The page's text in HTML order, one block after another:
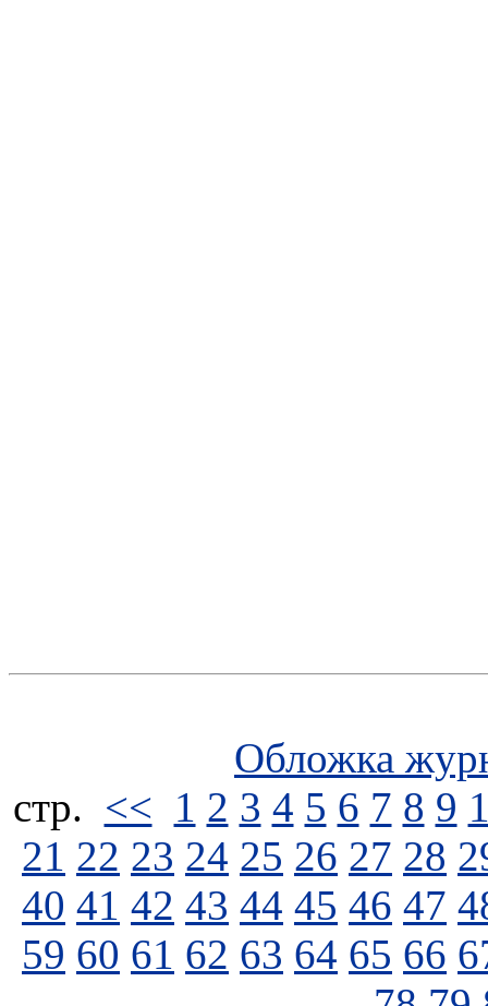
Обложка
стp. << 1 2 3 4 5 6 7 8 9
21 22 23 24 25 26 27 28
40 41 42 43 44 45 46 47
59 60 61 62 63 64 65 66